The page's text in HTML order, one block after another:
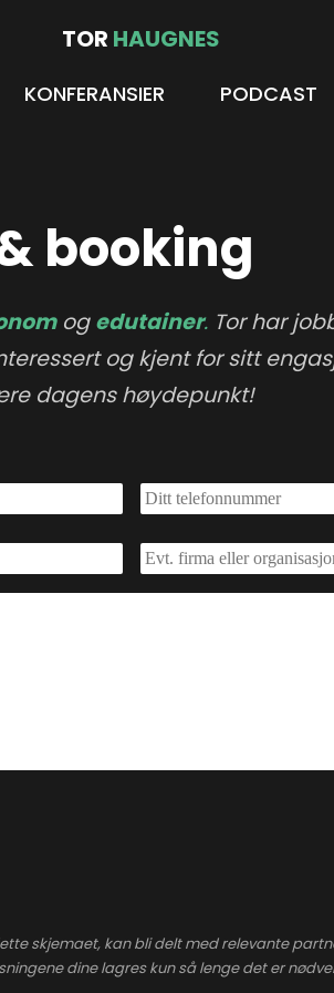
TOR HAUGNES
KONFERANSIER PODCAST
booking
og edutainer. Tor har
og kjent for sitt
dagens høydepunkt!
skjemaet, kan bli delt med relevante
dine lagres kun så lenge det er